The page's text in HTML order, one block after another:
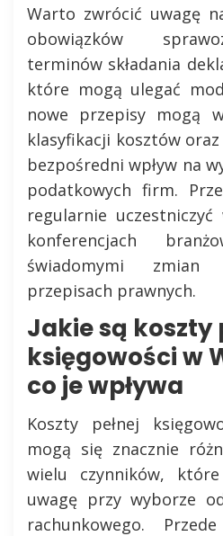
Warto zwrócić uwagę
obowiązków
terminów składania
które mogą ulegać
nowe przepisy mogą
klasyfikacji kosztów
bezpośredni wpływ na
podatkowych firm.
regularnie
konferencjach
świadomymi zmian
przepisach prawnych.
Jakie są koszty
księgowości w
co je wpływa
Koszty pełnej
mogą się znacznie
wielu czynników,
uwagę przy wyborze
rachunkowego.